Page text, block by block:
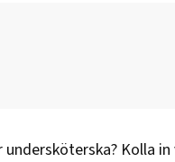
undersköterska? Kolla in